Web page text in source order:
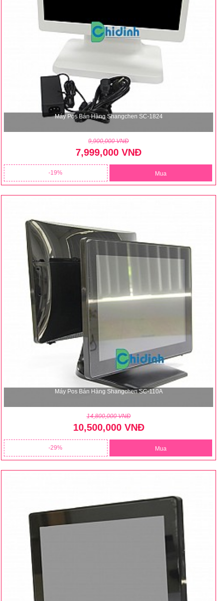
Máy Pos Bán Hàng Shangchen SC-1824
9,900,000 VNĐ
7,999,000 VNĐ
19 Mua
Máy Pos Bán Hàng Shangchen SC-110A
14,800,000 VNĐ
10,500,000 VNĐ
29 Mua